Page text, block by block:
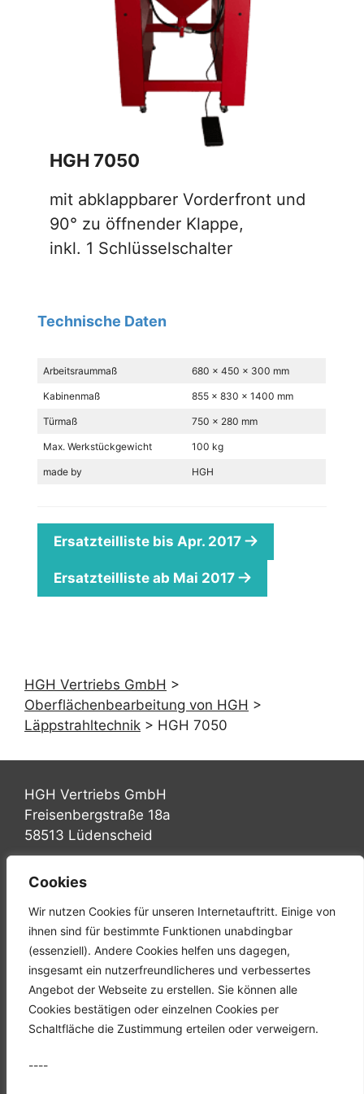
Cookies
Wir nutzen Cookies für unseren Internetauftritt. Einige von
ihnen sind für bestimmte Funktionen unabdingbar
(essenziell). Andere Cookies helfen uns dagegen,
insgesamt ein nutzerfreundlicheres und verbessertes
Angebot der Webseite zu erstellen. Sie können alle
Cookies bestätigen oder einzelnen Cookies per
Schaltfläche die Zustimmung erteilen oder verweigern.
----
HGH 7050
mit abklappbarer Vorderfront und
90° zu öffnender Klappe,
inkl. 1 Schlüsselschalter
Technische Daten
Arbeitsraummaß 680 x 450 x 300 mm
Kabinenmaß 855 x 830 x 1400 mm
Türmaß 750 x 280 mm
Max. Werkstückgewicht 100 kg
made by HGH
Ersatzteilliste bis Apr. 2017
Ersatzteilliste ab Mai 2017
HGH Vertriebs GmbH >
Oberflächenbearbeitung von HGH >
Läppstrahltechnik > HGH 7050
HGH Vertriebs GmbH
Freisenbergstraße 18a
58513 Lüdenscheid
Tel.: +49 (0) 2351 947570
Mail: info@hgh-luedenscheid.de
Startseite
Unternehmen
Karriere
Downloads
Datenschutz